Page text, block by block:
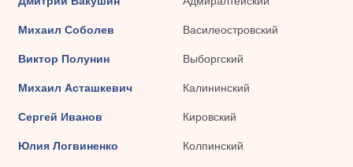
Михаил Соболев Василеостровский
Виктор Полунин Выборгский
Михаил Асташкевич Калининский
Сергей Иванов Кировский
Юлия Логвиненко Колпинский